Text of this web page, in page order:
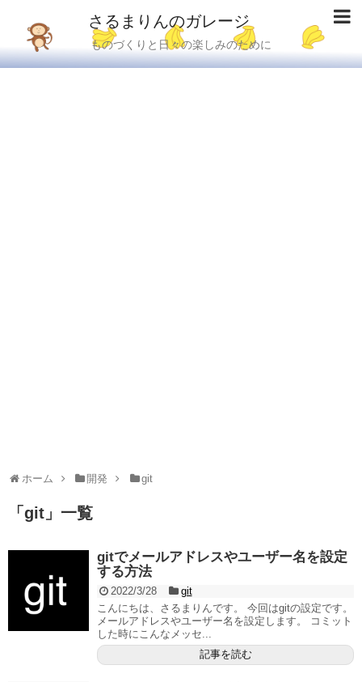
さるまりんのガレージ
ものづくりと日々の楽しみのために
ホーム 開発 git
「 git 」 一覧
gitでメールアドレスやユーザー名を設定
する方法
2022/3/28
git
こんにちは、さるまりんです。 今回はgitの設定です。
メールアドレスやユーザー名を設定します。 コミット
した時にこんなメッセ...
記事を読む